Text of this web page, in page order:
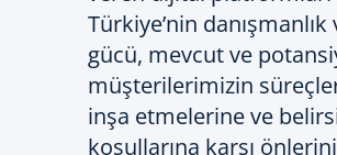
Türkiye’nin danışmanlık
gücü, mevcut ve
müşterilerimizin
inşa etmelerine ve
koşullarına karşı